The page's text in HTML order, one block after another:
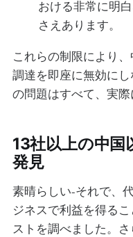
おける非常に明
さえあります。
これらの制限により
調達を即座に無効に
の問題はすべて、実際
13社以上の中
発見
素晴らしい-それで、
ジネスで利益を得る
ストを調べました。